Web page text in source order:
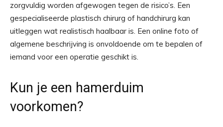
zorgvuldig worden afgewogen tegen de risico’s. Een
gespecialiseerde plastisch chirurg of handchirurg kan
uitleggen wat realistisch haalbaar is. Een online foto of
algemene beschrijving is onvoldoende om te bepalen of
iemand voor een operatie geschikt is.
Kun je een hamerduim
voorkomen?